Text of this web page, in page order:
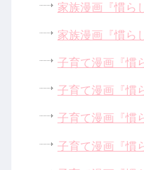
家族漫画『慣ら
家族漫画『慣ら
子育て漫画『慣
子育て漫画『慣
子育て漫画『慣
子育て漫画『慣